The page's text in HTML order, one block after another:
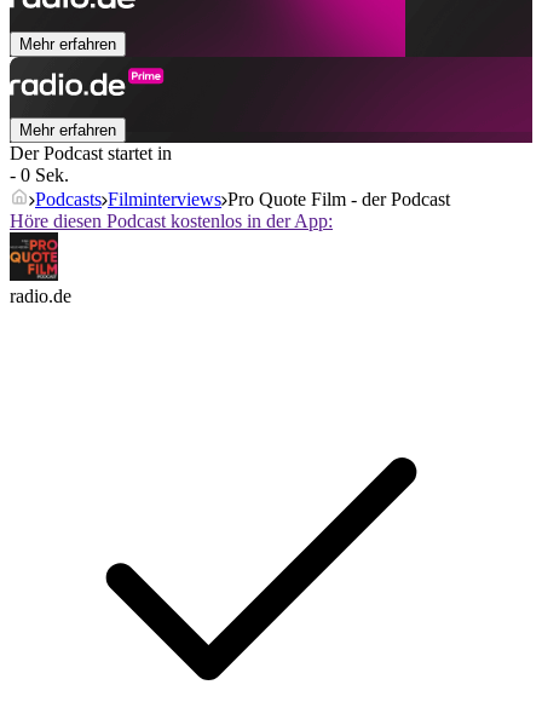
Mehr erfahren
Mehr erfahren
Der Podcast startet in
- 0 Sek.
Podcasts Filminterviews Pro Quote Film - der Podcast
Höre diesen Podcast kostenlos in der App:
radio.de